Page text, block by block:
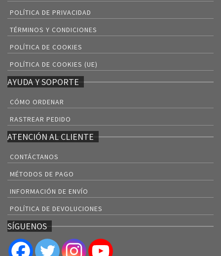
POLÍTICA DE PRIVACIDAD
TÉRMINOS Y CONDICIONES
POLÍTICA DE COOKIES
POLÍTICA DE COOKIES (UE)
AYUDA Y SOPORTE
CÓMO ORDENAR
RASTREAR PEDIDO
ATENCIÓN AL CLIENTE
CONTÁCTANOS
MÉTODOS DE PAGO
INFORMACIÓN DE ENVÍO
POLÍTICA DE DEVOLUCIONES
SÍGUENOS